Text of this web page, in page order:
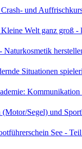
und
Welt ganz groß
Situationen
Kommunikation
Segel) und
See -